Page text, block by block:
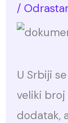
/
U Srbiji
veliki broj
dodatak,